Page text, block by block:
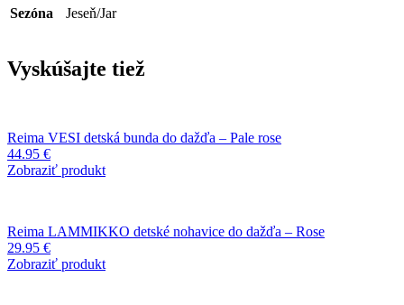
Sezóna Jeseň/Jar
Vyskúšajte tiež
Reima VESI detská bunda do dažďa – Pale rose
44.95 €
Zobraziť produkt
Reima LAMMIKKO detské nohavice do dažďa – Rose
29.95 €
Zobraziť produkt